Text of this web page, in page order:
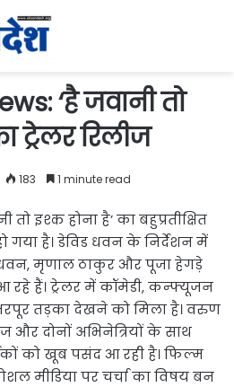
‘है जवानी तो
ट्रेलर रिलीज
183 1 minute read
तो इश्क होना है’ का बहुप्रतीक्षित
गया है। डेविड धवन के निर्देशन में
मृणाल ठाकुर और पूजा हेगड़े
हैं। ट्रेलर में कॉमेडी, कन्फ्यूजन
भरपूर तड़का देखने को मिला है। वरुण
और दोनों अभिनेत्रियों के साथ
को खूब पसंद आ रही है। फिल्म
मीडिया पर चर्चा का विषय बन